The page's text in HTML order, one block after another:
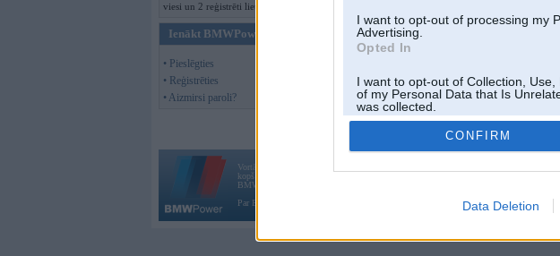
I want to opt-out of processing my
Advertising.
Opted In
I want to opt-out of Collection,
of my Personal Data that Is
was collected.
Opted Out
CONFIRM
Data Deletion
viesi un 2 reģistrēti lietotāji.
Ienākt BMWPower
• Pieslēgties
• Reģistrēties
• Aizmirsi paroli?
Vortāls BMWPower.lv darbojas
kopš 2002. gada 14. maija. Tas nav auto klubs un nav saistīts ar
BMW AG.
Par BMWPower